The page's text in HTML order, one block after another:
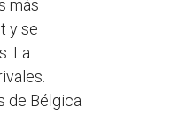
más
y se
La
de Bélgica